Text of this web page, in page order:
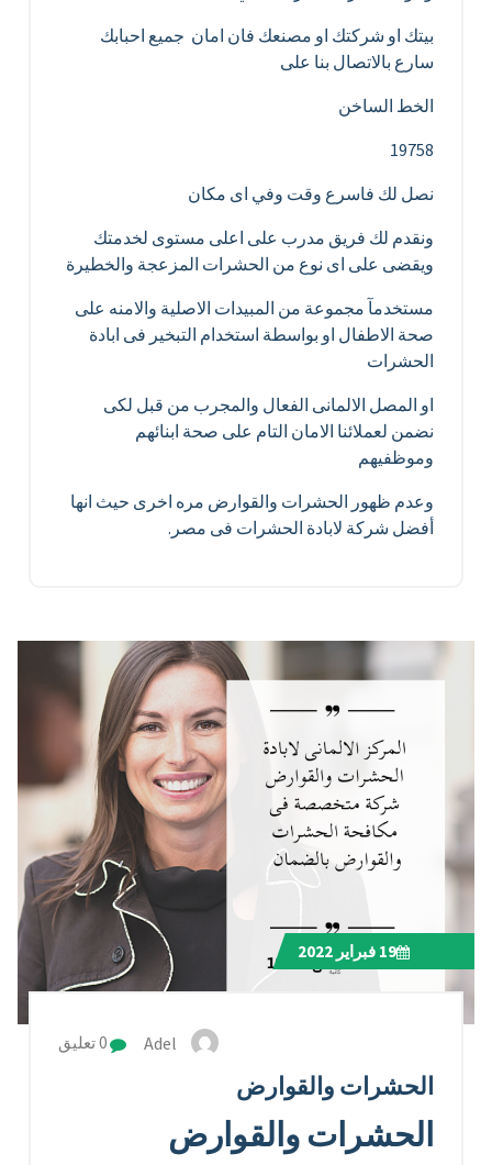
بيتك او شركتك او مصنعك فان امان جميع احبابك
سارع بالاتصال بنا على
الخط الساخن
19758
نصل لك فاسرع وقت وفي اى مكان
ونقدم لك فريق مدرب على اعلى مستوى لخدمتك
ويقضى على اى نوع من الحشرات المزعجة والخطيرة
مستخدمآ مجموعة من المبيدات الاصلية والامنه على
صحة الاطفال او بواسطة استخدام التبخير فى ابادة
الحشرات
او المصل الالمانى الفعال والمجرب من قبل لكى
نضمن لعملائنا الامان التام على صحة ابنائهم
وموظفيهم
وعدم ظهور الحشرات والقوارض مره اخرى حيث انها
أفضل شركة لابادة الحشرات فى مصر.
19فبراير 2022
Adel 0 تعليق
الحشرات والقوارض
الحشرات والقوارض